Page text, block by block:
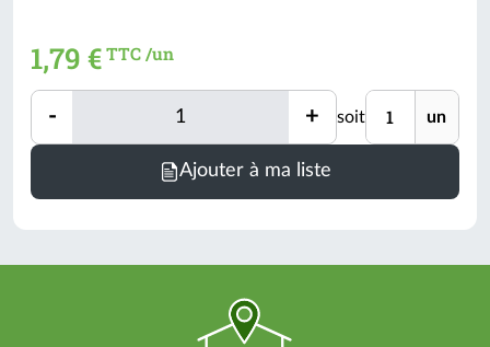
1,79 € TTC /un
- Quantité + soit Unité un
Ajouter à ma liste